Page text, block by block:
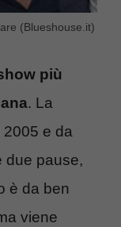
(Blueshouse.it)
più
. La
e da
due pause,
è da ben
viene